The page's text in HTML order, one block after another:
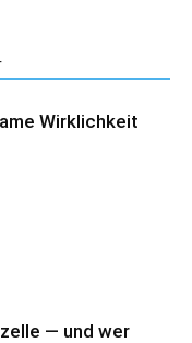
Wirklichkeit
— und wer